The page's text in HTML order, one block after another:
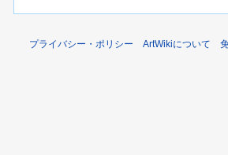
プライバシー・ポリシー ArtWikiについて